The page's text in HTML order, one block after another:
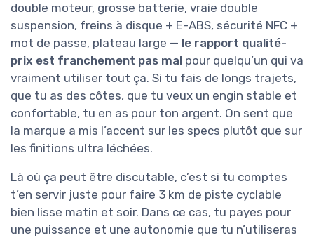
double moteur, grosse batterie, vraie double
suspension, freins à disque + E-ABS, sécurité NFC +
mot de passe, plateau large — le rapport qualité-
prix est franchement pas mal pour quelqu’un qui va
vraiment utiliser tout ça. Si tu fais de longs trajets,
que tu as des côtes, que tu veux un engin stable et
confortable, tu en as pour ton argent. On sent que
la marque a mis l’accent sur les specs plutôt que sur
les finitions ultra léchées.
Là où ça peut être discutable, c’est si tu comptes
t’en servir juste pour faire 3 km de piste cyclable
bien lisse matin et soir. Dans ce cas, tu payes pour
une puissance et une autonomie que tu n’utiliseras